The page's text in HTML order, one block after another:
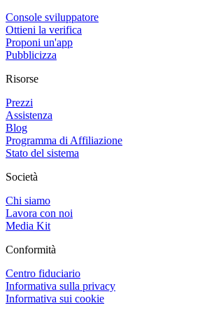
Console sviluppatore
Ottieni la verifica
Proponi un'app
Pubblicizza
Risorse
Prezzi
Assistenza
Blog
Programma di Affiliazione
Stato del sistema
Società
Chi siamo
Lavora con noi
Media Kit
Conformità
Centro fiduciario
Informativa sulla privacy
Informativa sui cookie